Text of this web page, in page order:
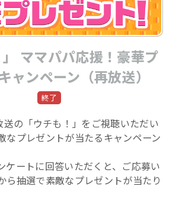
」 ママパパ応援！豪華プ
ャンペーン（再放送）
の「ウチも！」をご視聴いただい
なプレゼントが当たるキャンペーン
ケートに回答いただくと、ご応募い
ら抽選で素敵なプレゼントが当たり